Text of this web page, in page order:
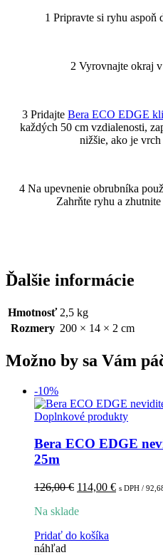
1 Pripravte si ryhu
2 Vyrovnajte okraj
3 Pridajte Bera ECO EDGE
každých 50 cm vzdialenosti,
nižšie, ako je
4 Na upevnenie obrubníka
Zahrňte ryhu a
Ďalšie informácie
Hmotnosť 2,5 kg
Rozmery 200 × 14 × 2 cm
Možno by sa Vám
-10%
Doplnkové produkty
Bera ECO EDGE
25m
126,00€ Pôvodná
bola:
114,00 €Aktuálna
s DPH /
Na sklade
Pridať do košíka
náhľad